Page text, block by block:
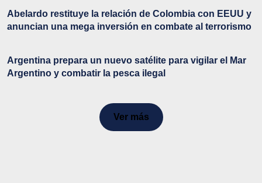
Abelardo restituye la relación de Colombia con EEUU y
anuncian una mega inversión en combate al terrorismo
Argentina prepara un nuevo satélite para vigilar el Mar
Argentino y combatir la pesca ilegal
Ver más